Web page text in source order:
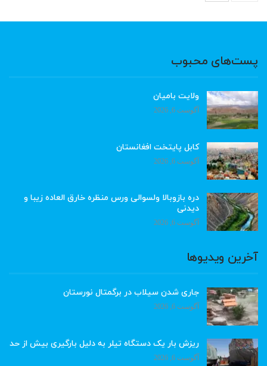
پست‌های محبوب
ولایت بامیان
آگوست 6, 2026
کابل پایتخت افغانستان
آگوست 6, 2026
دره بازوبالا ولسوالی ورس منظره خارق العاده زیبا و
دیدنی
آگوست 6, 2026
آخرین ویدیوها
جاری شدن سیلاب در برگمتال نورستان
آگوست 6, 2026
ریزش بار یک دستگاه تیلر به دلیل بارگیری بیش از حد
آگوست 6, 2026